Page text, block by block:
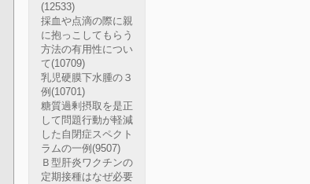
(12533)
採血や点滴の際に親
に抱っこしてもらう
方法の有用性につい
て(10709)
乳児硬膜下水腫の３
例 (10701)
糖質過剰摂取を是正
して問題行動が軽減
した自閉症スペクト
ラムの一例 (9507)
Ｂ型肝炎ワクチンの
定期接種はなぜ必要